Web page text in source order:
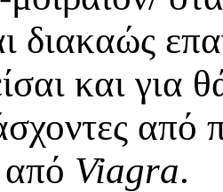
διακαώς
και για
από
από Viagra.